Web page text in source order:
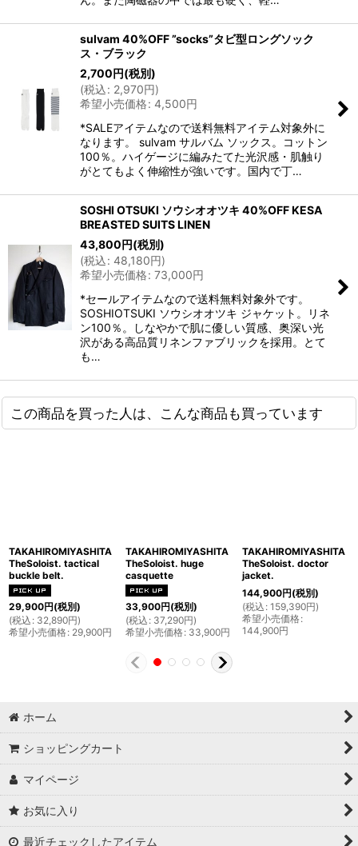
sulvam 40%OFF ”socks”タビ型ロングソック
ス・ブラック
2,700円(税別)
(税込: 2,970円)
希望小売価格: 4,500円
*SALEアイテムなので送料無料アイテム対象外に
なります。 sulvam サルバム ソックス。コットン
100％。ハイゲージに編みたてた光沢感・肌触り
がとてもよく伸縮性が強いです。国内で丁…
SOSHI OTSUKI ソウシオオツキ 40%OFF KESA
BREASTED SUITS LINEN
43,800円(税別)
(税込: 48,180円)
希望小売価格: 73,000円
*セールアイテムなので送料無料対象外です。
SOSHIOTSUKI ソウシオオツキ ジャケット。リネ
ン100％。しなやかで肌に優しい質感、奥深い光
沢がある高品質リネンファブリックを採用。とて
も…
この商品を買った人は、こんな商品も買っています
TAKAHIROMIYASHITA
TheSoloist. tactical
buckle belt.
29,900円(税別)
(税込 : 32,890円)
希望小売価格: 29,900円
TAKAHIROMIYASHITA
TheSoloist. huge
casquette
33,900円(税別)
(税込 : 37,290円)
希望小売価格: 33,900円
TAKAHIROMIYASHITA
TheSoloist. doctor
jacket.
144,900円(税別)
(税込 : 159,390円)
希望小売価格:
144,900円
ホーム
ショッピングカート
マイページ
お気に入り
最近チェックしたアイテム